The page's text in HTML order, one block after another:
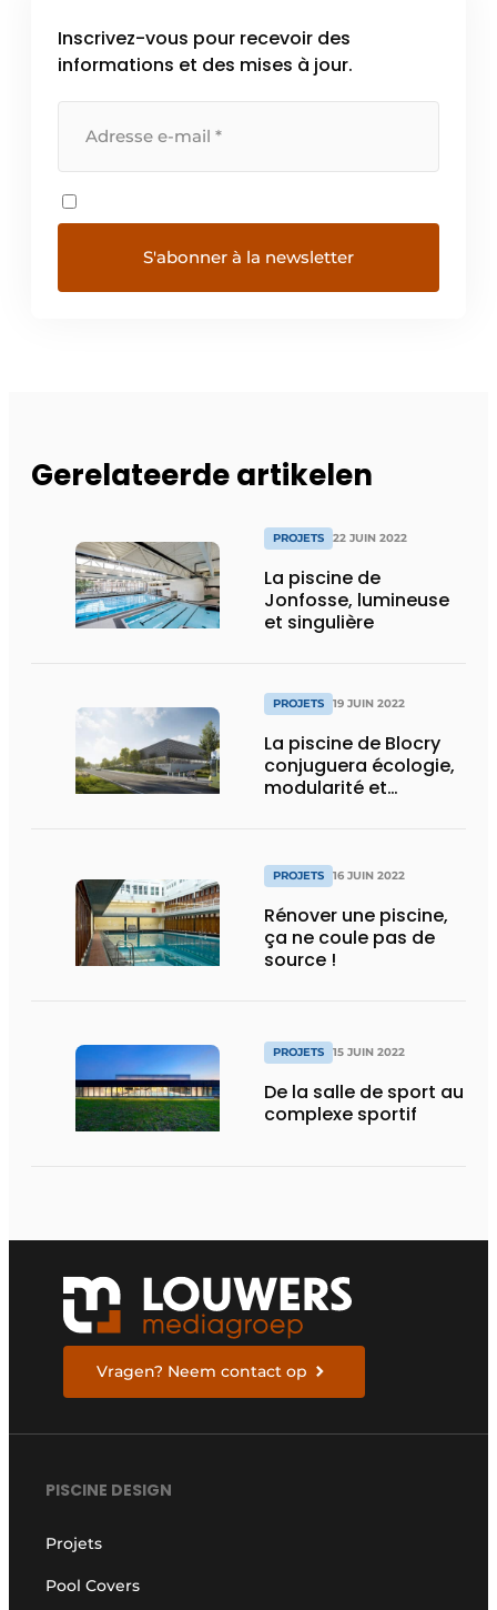
Inscrivez-vous pour recevoir des
informations et des mises à jour.
Gerelateerde artikelen
PROJETS 22 JUIN 2022
La piscine de
Jonfosse, lumineuse
et singulière
PROJETS 19 JUIN 2022
La piscine de Blocry
conjuguera écologie,
modularité et
PROJETS 16 JUIN 2022
Rénover une piscine,
ça ne coule pas de
source !
PROJETS 15 JUIN 2022
De la salle de sport au
complexe sportif
Vragen? Neem contact op
PISCINE DESIGN
Projets
Pool Covers